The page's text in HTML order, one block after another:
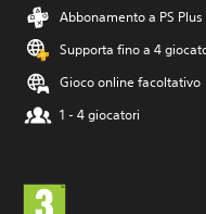
Abbonamento a PS
Supporta fino a 4
Gioco online facoltativo
1 - 4 giocatori